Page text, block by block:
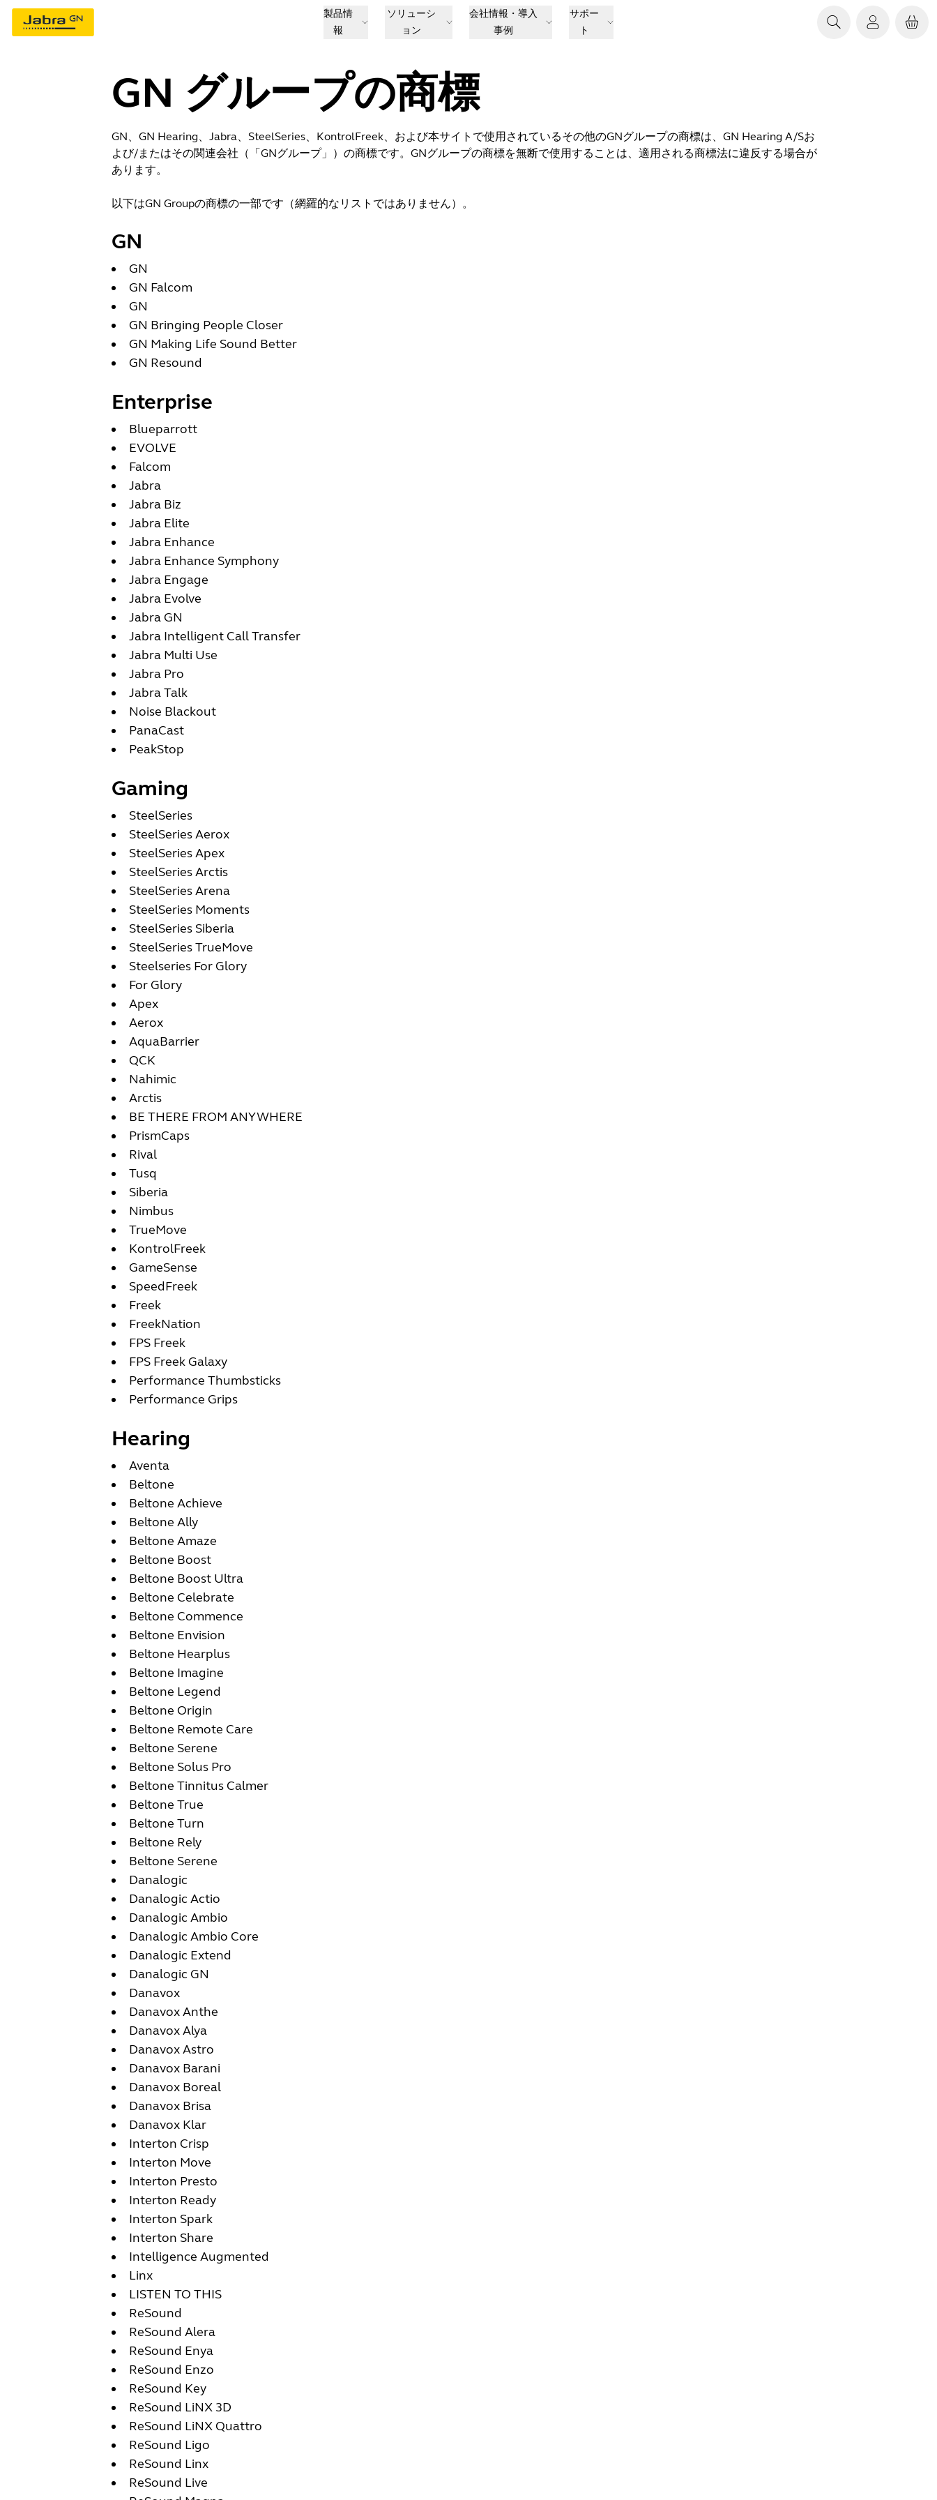
製品情
報
ソリューシ
ョン
会社情報・導入
事例
サポー
ト
GN グループの商標
GN、GN Hearing、Jabra、SteelSeries、KontrolFreek、および本サイトで使用されているその他のGNグループの商標は、GN Hearing A/Sお
よび/またはその関連会社（「GNグループ」）の商標です。GNグループの商標を無断で使用することは、適用される商標法に違反する場合が
あります。
以下はGN Groupの商標の一部です（網羅的なリストではありません）。
GN
GN
GN Falcom
GN
GN Bringing People Closer
GN Making Life Sound Better
GN Resound
Enterprise
Blueparrott
EVOLVE
Falcom
Jabra
Jabra Biz
Jabra Elite
Jabra Enhance
Jabra Enhance Symphony
Jabra Engage
Jabra Evolve
Jabra GN
Jabra Intelligent Call Transfer
Jabra Multi Use
Jabra Pro
Jabra Talk
Noise Blackout
PanaCast
PeakStop
Gaming
SteelSeries
SteelSeries Aerox
SteelSeries Apex
SteelSeries Arctis
SteelSeries Arena
SteelSeries Moments
SteelSeries Siberia
SteelSeries TrueMove
Steelseries For Glory
For Glory
Apex
Aerox
AquaBarrier
QCK
Nahimic
Arctis
BE THERE FROM ANYWHERE
PrismCaps
Rival
Tusq
Siberia
Nimbus
TrueMove
KontrolFreek
GameSense
SpeedFreek
Freek
FreekNation
FPS Freek
FPS Freek Galaxy
Performance Thumbsticks
Performance Grips
Hearing
Aventa
Beltone
Beltone Achieve
Beltone Ally
Beltone Amaze
Beltone Boost
Beltone Boost Ultra
Beltone Celebrate
Beltone Commence
Beltone Envision
Beltone Hearplus
Beltone Imagine
Beltone Legend
Beltone Origin
Beltone Remote Care
Beltone Serene
Beltone Solus Pro
Beltone Tinnitus Calmer
Beltone True
Beltone Turn
Beltone Rely
Beltone Serene
Danalogic
Danalogic Actio
Danalogic Ambio
Danalogic Ambio Core
Danalogic Extend
Danalogic GN
Danavox
Danavox Anthe
Danavox Alya
Danavox Astro
Danavox Barani
Danavox Boreal
Danavox Brisa
Danavox Klar
Interton Crisp
Interton Move
Interton Presto
Interton Ready
Interton Spark
Interton Share
Intelligence Augmented
Linx
LISTEN TO THIS
ReSound
ReSound Alera
ReSound Enya
ReSound Enzo
ReSound Key
ReSound LiNX 3D
ReSound LiNX Quattro
ReSound Ligo
ReSound Linx
ReSound Live